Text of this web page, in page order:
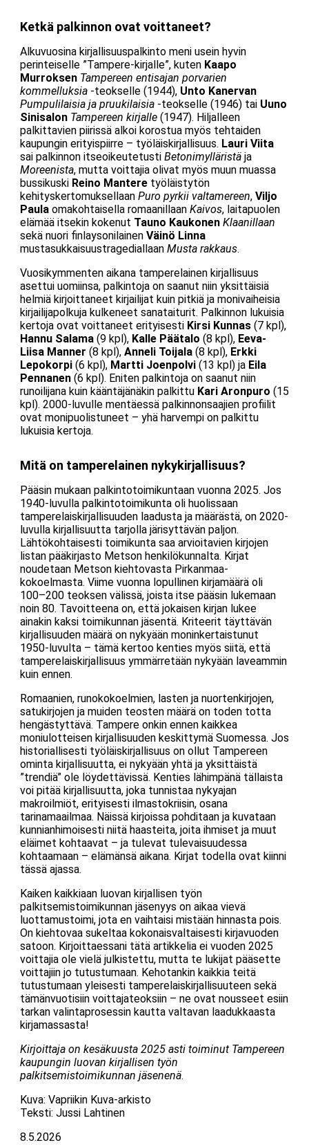
Ketkä palkinnon ovat voittaneet?
Alkuvuosina kirjallisuuspalkinto meni usein hyvin
perinteiselle ”Tampere-kirjalle”, kuten Kaapo
Murroksen Tampereen entisajan porvarien
kommelluksia-teokselle (1944), Unto Kanervan
Pumpulilaisia ja pruukilaisia-teokselle (1946) tai Uuno
Sinisalon Tampereen kirjalle (1947). Hiljalleen
palkittavien piirissä alkoi korostua myös tehtaiden
kaupungin erityispiirre – työläiskirjallisuus. Lauri Viita
sai palkinnon itseoikeutetusti Betonimylläristäja
Moreenista, mutta voittajia olivat myös muun muassa
bussikuski Reino Manteretyöläistytön
kehityskertomuksellaan Puro pyrkii valtamereen, Viljo
Paulaomakohtaisella romaanillaan Kaivos, laitapuolen
elämää itsekin kokenut Tauno Kaukonen Klaanillaan
sekä nuori finlaysonilainen Väinö Linna
mustasukkaisuustragediallaan Musta rakkaus.
Vuosikymmenten aikana tamperelainen kirjallisuus
asettui uomiinsa, palkintoja on saanut niin yksittäisiä
helmiä kirjoittaneet kirjailijat kuin pitkiä ja monivaiheisia
kirjailijapolkuja kulkeneet sanataiturit. Palkinnon lukuisia
kertoja ovat voittaneet erityisesti Kirsi Kunnas(7 kpl),
Hannu Salama(9 kpl), Kalle Päätalo (8 kpl), Eeva-
Liisa Manner (8 kpl), Anneli Toijala(8 kpl), Erkki
Lepokorpi(6 kpl), Martti Joenpolvi(13 kpl) ja Eila
Pennanen(6 kpl). Eniten palkintoja on saanut niin
runoilijana kuin kääntäjänäkin palkittu Kari Aronpuro (15
kpl). 2000-luvulle mentäessä palkinnonsaajien profiilit
ovat monipuolistuneet – yhä harvempi on palkittu
lukuisia kertoja.
Mitä on tamperelainen nykykirjallisuus?
Pääsin mukaan palkintotoimikuntaan vuonna 2025. Jos
1940-luvulla palkintotoimikunta oli huolissaan
tamperelaiskirjallisuuden laadusta ja määrästä, on 2020-
luvulla kirjallisuutta tarjolla järisyttävän paljon.
Lähtökohtaisesti toimikunta saa arvioitavien kirjojen
listan pääkirjasto Metson henkilökunnalta. Kirjat
noudetaan Metson kiehtovasta Pirkanmaa-
kokoelmasta. Viime vuonna lopullinen kirjamäärä oli
100–200 teoksen välissä, joista itse pääsin lukemaan
noin 80. Tavoitteena on, että jokaisen kirjan lukee
ainakin kaksi toimikunnan jäsentä. Kriteerit täyttävän
kirjallisuuden määrä on nykyään moninkertaistunut
1950-luvulta – tämä kertoo kenties myös siitä, että
tamperelaiskirjallisuus ymmärretään nykyään laveammin
kuin ennen.
Romaanien, runokokoelmien, lasten ja nuortenkirjojen,
satukirjojen ja muiden teosten määrä on toden totta
hengästyttävä. Tampere onkin ennen kaikkea
moniulotteisen kirjallisuuden keskittymä Suomessa. Jos
historiallisesti työläiskirjallisuus on ollut Tampereen
ominta kirjallisuutta, ei nykyään yhtä ja yksittäistä
”trendiä” ole löydettävissä. Kenties lähimpänä tällaista
voi pitää kirjallisuutta, joka tunnistaa nykyajan
makroilmiöt, erityisesti ilmastokriisin, osana
tarinamaailmaa. Näissä kirjoissa pohditaan ja kuvataan
kunnianhimoisesti niitä haasteita, joita ihmiset ja muut
eläimet kohtaavat – ja tulevat tulevaisuudessa
kohtaamaan – elämänsä aikana. Kirjat todella ovat kiinni
tässä ajassa.
Kaiken kaikkiaan luovan kirjallisen työn
palkitsemistoimikunnan jäsenyys on aikaa vievä
luottamustoimi, jota en vaihtaisi mistään hinnasta pois.
On kiehtovaa sukeltaa kokonaisvaltaisesti kirjavuoden
satoon. Kirjoittaessani tätä artikkelia ei vuoden 2025
voittajia ole vielä julkistettu, mutta te lukijat pääsette
voittajiin jo tutustumaan. Kehotankin kaikkia teitä
tutustumaan yleisesti tamperelaiskirjallisuuteen sekä
tämänvuotisiin voittajateoksiin – ne ovat nousseet esiin
tarkan valintaprosessin kautta valtavan laadukkaasta
kirjamassasta!
Kirjoittaja on kesäkuusta 2025 asti toiminut Tampereen
kaupungin luovan kirjallisen työn
palkitsemistoimikunnan jäsenenä.
Kuva: Vapriikin Kuva-arkisto
Teksti: Jussi Lahtinen
8.5.2026